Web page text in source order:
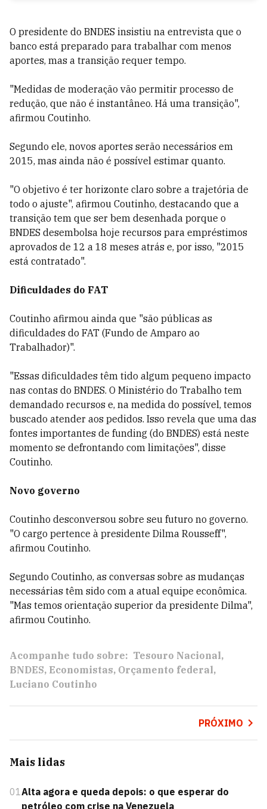
O presidente do BNDES insistiu na entrevista que o
banco está preparado para trabalhar com menos
aportes, mas a transição requer tempo.
"Medidas de moderação vão permitir processo de
redução, que não é instantâneo. Há uma transição",
afirmou Coutinho.
Segundo ele, novos aportes serão necessários em
2015, mas ainda não é possível estimar quanto.
"O objetivo é ter horizonte claro sobre a trajetória de
todo o ajuste", afirmou Coutinho, destacando que a
transição tem que ser bem desenhada porque o
BNDES desembolsa hoje recursos para empréstimos
aprovados de 12 a 18 meses atrás e, por isso, "2015
está contratado".
Dificuldades do FAT
Coutinho afirmou ainda que "são públicas as
dificuldades do FAT (Fundo de Amparo ao
Trabalhador)".
"Essas dificuldades têm tido algum pequeno impacto
nas contas do BNDES. O Ministério do Trabalho tem
demandado recursos e, na medida do possível, temos
buscado atender aos pedidos. Isso revela que uma das
fontes importantes de funding (do BNDES) está neste
momento se defrontando com limitações", disse
Coutinho.
Novo governo
Coutinho desconversou sobre seu futuro no governo.
"O cargo pertence à presidente Dilma Rousseff",
afirmou Coutinho.
Segundo Coutinho, as conversas sobre as mudanças
necessárias têm sido com a atual equipe econômica.
"Mas temos orientação superior da presidente Dilma",
afirmou Coutinho.
Acompanhe tudo sobre: Tesouro Nacional
BNDES Economistas Orçamento federal
Luciano Coutinho
PRÓXIMO
Mais lidas
01Alta agora e queda depois: o que esperar do
petróleo com crise na Venezuela